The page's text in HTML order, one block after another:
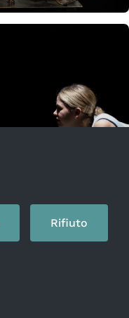
Rifiuto